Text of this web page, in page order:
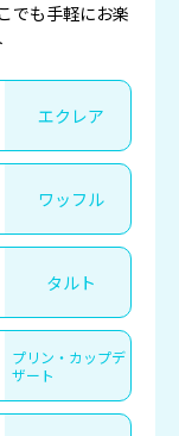
でも手軽にお楽
エクレア
ワッフル
タルト
プリン・カップデ
ザート